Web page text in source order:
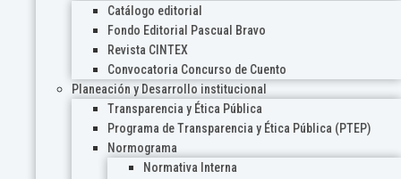
Catálogo editorial
Fondo Editorial Pascual Bravo
Revista CINTEX
Convocatoria Concurso de Cuento
Planeación y Desarrollo institucional
Transparencia y Ética Pública
Programa de Transparencia y Ética Pública (PTEP)
Normograma
Normativa Interna